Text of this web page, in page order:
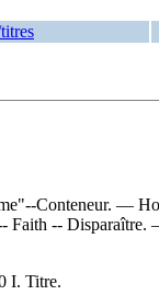
Conteneur. —
-- Disparaître.
I. Titre.